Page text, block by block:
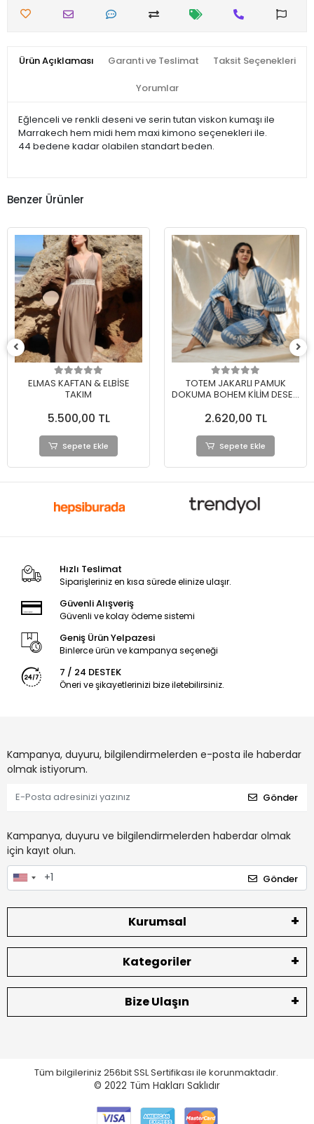
Ürün Açıklaması Garanti ve Teslimat Taksit Seçenekleri
Yorumlar
Eğlenceli ve renkli deseni ve serin tutan viskon kumaşı ile
Marrakech hem midi hem maxi kimono seçenekleri ile.
44 bedene kadar olabilen standart beden.
Benzer Ürünler
ELMAS KAFTAN & ELBİSE
TAKIM
5.500,00 TL
Sepete Ekle
TOTEM JAKARLI PAMUK
DOKUMA BOHEM KİLİM DESEN
2.620,00 TL
Sepete Ekle
Hızlı Teslimat
Siparişleriniz en kısa sürede elinize ulaşır.
Güvenli Alışveriş
Güvenli ve kolay ödeme sistemi
Geniş Ürün Yelpazesi
Binlerce ürün ve kampanya seçeneği
7 / 24 DESTEK
Öneri ve şikayetlerinizi bize iletebilirsiniz.
Kampanya, duyuru, bilgilendirmelerden e-posta ile haberdar
olmak istiyorum.
Gönder
Kampanya, duyuru ve bilgilendirmelerden haberdar olmak
için kayıt olun.
Gönder
Kurumsal
Kategoriler
Bize Ulaşın
Tüm bilgileriniz 256bit SSL Sertifikası ile korunmaktadır.
© 2022 Tüm Hakları Saklıdır